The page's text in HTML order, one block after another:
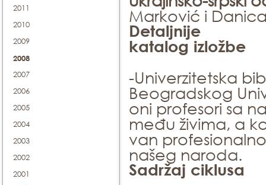
2011
2010
2009
2008
2007
2006
2005
2004
2003
2002
2001
Marković i
Detaljnije
katalog izložbe
-Univerzitetska
Beogradskog
oni profesori sa
među živima, a
van
našeg naroda.
Sadržaj ciklusa